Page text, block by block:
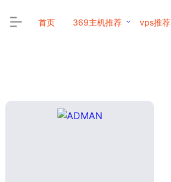
首页 369主机推荐 vps推荐